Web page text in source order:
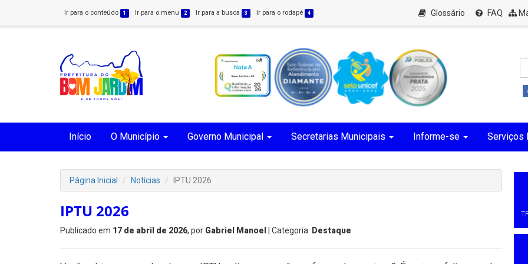
Ir para o conteúdo 1 Ir para o menu 2 Ir para a busca 3 Ir para o rodapé 4 Glossário FAQ
Início O Município Governo Municipal Secretarias Municipais Informe-se Serviços
Página Inicial Notícias IPTU 2026
IPTU 2026
Publicado em 17 de abril de 2026, por Gabriel Manoel | Categoria: Destaque